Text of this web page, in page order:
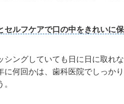
セルフケアで口の中をきれいに保
シングしていても日に日に取れな
に何回かは、歯科医院でしっかり